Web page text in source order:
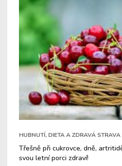
HUBNUTÍ, DIETA A ZDRAVÁ STRAVA
Třešně při cukrovce, dně,
svou letní porci zdraví!